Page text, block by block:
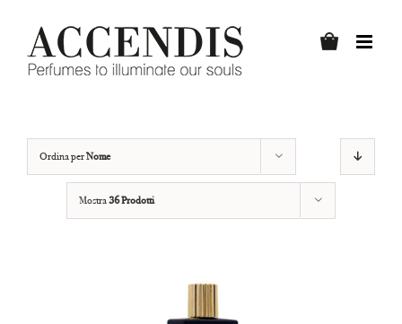
contenuto
Ordina perNome
Mostra 36 Prodotti